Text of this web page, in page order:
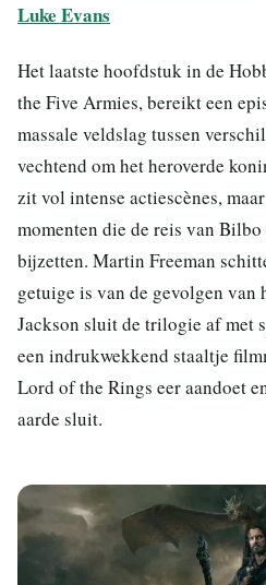
Luke Evans
Het laatste hoofdstuk in de
the Five Armies, bereikt een
massale veldslag tussen
vechtend om het heroverde
zit vol intense actiescènes,
momenten die de reis van
bijzetten. Martin Freeman
getuige is van de gevolgen van
Jackson sluit de trilogie af met
een indrukwekkend staaltje
Lord of the Rings eer aandoet
aarde sluit.